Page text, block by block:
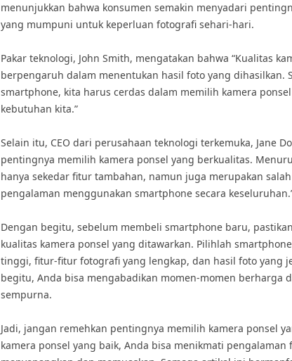
menunjukkan bahwa konsumen semakin menyadari
yang mumpuni untuk keperluan fotografi sehari-hari.
Pakar teknologi, John Smith, mengatakan bahwa “Kualitas
berpengaruh dalam menentukan hasil foto yang dihasilkan.
smartphone, kita harus cerdas dalam memilih kamera
kebutuhan kita.”
Selain itu, CEO dari perusahaan teknologi terkemuka, Jane
pentingnya memilih kamera ponsel yang berkualitas.
hanya sekedar fitur tambahan, namun juga merupakan
pengalaman menggunakan smartphone secara
Dengan begitu, sebelum membeli smartphone baru,
kualitas kamera ponsel yang ditawarkan. Pilihlah
tinggi, fitur-fitur fotografi yang lengkap, dan hasil foto yang
begitu, Anda bisa mengabadikan momen-momen berharga
sempurna.
Jadi, jangan remehkan pentingnya memilih kamera ponsel
kamera ponsel yang baik, Anda bisa menikmati pengalaman